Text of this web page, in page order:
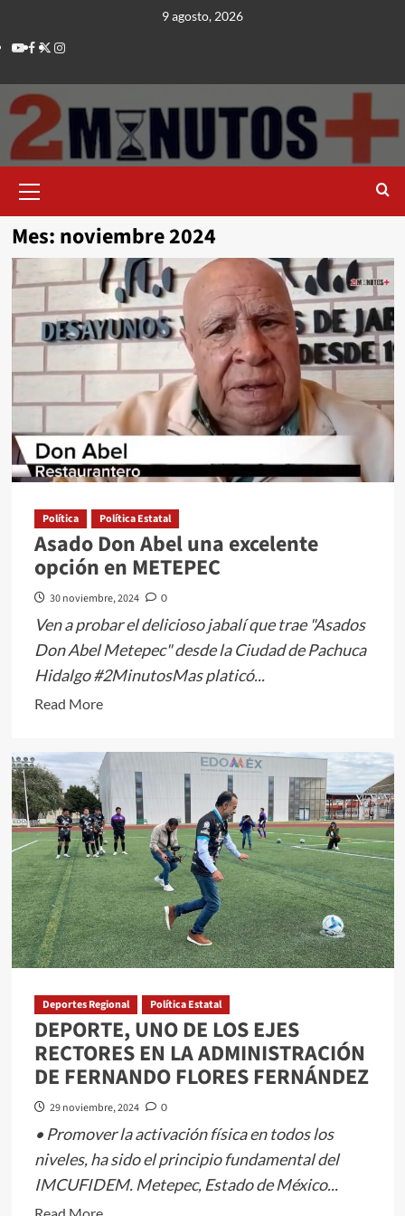
contenido
9 agosto, 2026
Youtube
Facebook
TwitterInstagram
principal
Mes: noviembre 2024
Política Política Estatal
Asado Don Abel una excelente
opción en METEPEC
30 noviembre, 2024 0
Ven a probar el delicioso jabalí que trae "Asados
Don Abel Metepec" desde la Ciudad de Pachuca
Hidalgo #2MinutosMas platicó...
Read MoreRead
about
Asado
Don
Abel
una
excelente
opción
en
METEPEC
Deportes Regional Política Estatal
DEPORTE, UNO DE LOS EJES
RECTORES EN LA ADMINISTRACIÓN
DE FERNANDO FLORES FERNÁNDEZ
29 noviembre, 2024 0
• Promover la activación física en todos los
niveles, ha sido el principio fundamental del
IMCUFIDEM. Metepec, Estado de México...
Read